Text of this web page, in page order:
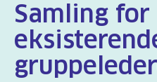
Samling for